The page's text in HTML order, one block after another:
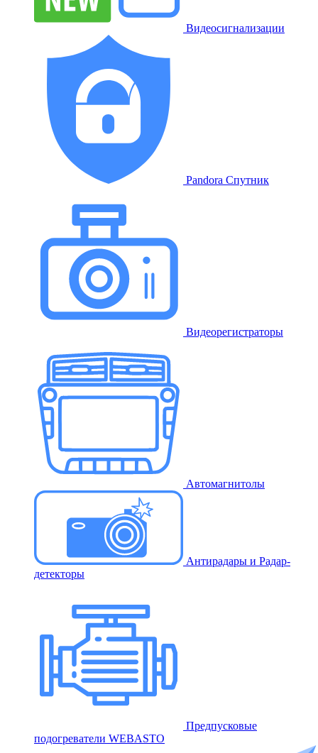
Видеосигнализации
Pandora Спутник
Видеорегистраторы
Автомагнитолы
Антирадары и Радар-
детекторы
Предпусковые
подогреватели WEBASTO